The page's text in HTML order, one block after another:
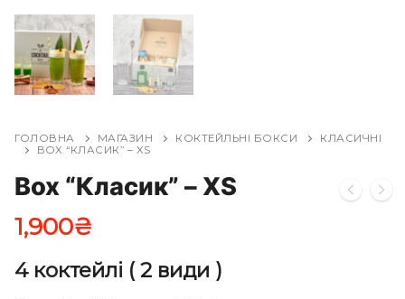
ГОЛОВНА МАГАЗИН КОКТЕЙЛЬНІ БОКСИ
КЛАСИЧНІ
BOX “КЛАСИК” – XS
Box “Класик” – XS
1,900₴
4 коктейлі ( 2 види )